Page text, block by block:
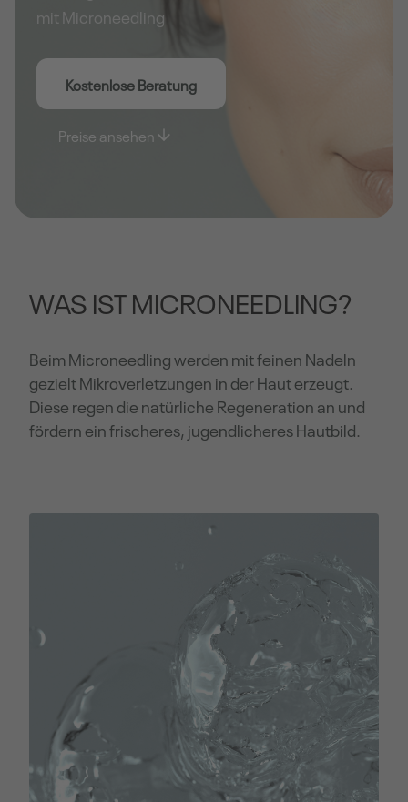
mit Microneedling
Kostenlose Beratung
Preise ansehen
WAS IST MICRONEEDLING?
Beim Microneedling werden mit feinen Nadeln
gezielt Mikroverletzungen in der Haut erzeugt.
Diese regen die natürliche Regeneration an und
fördern ein frischeres, jugendlicheres Hautbild.